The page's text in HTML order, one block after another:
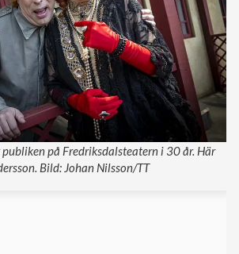
publiken på Fredriksdalsteatern i 30 år. Här
Bild: Johan Nilsson/TT